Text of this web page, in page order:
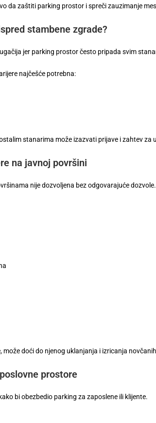
da zaštiti parking prostor i spreči zauzimanje
stambene zgrade?
jer parking prostor često pripada svim
najčešće potrebna:
stanarima može izazvati prijave i zahtev za
na javnoj površini
nije dozvoljena bez odgovarajuće dozvole.
može doći do njenog uklanjanja i izricanja
prostore
bi obezbedio parking za zaposlene ili klijente.